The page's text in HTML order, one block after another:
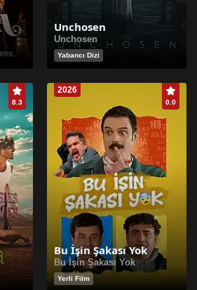
Unchosen
Unchosen
Yabancı Dizi
8.3
2026
0.0
Bu İşin Şakası Yok
Bu İşin Şakası Yok
Yerli Film